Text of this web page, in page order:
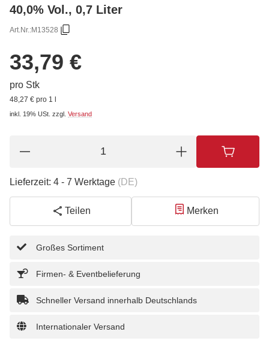
40,0% Vol., 0,7 Liter
Art.Nr.:M13528
33,79 €
pro Stk
48,27 € pro 1 l
inkl. 19% USt. zzgl. Versand
Lieferzeit: 4 - 7 Werktage (DE)
Teilen Merken
Großes Sortiment
Firmen- & Eventbelieferung
Schneller Versand innerhalb Deutschlands
Internationaler Versand